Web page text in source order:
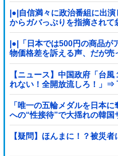
|●|自信満々に政治番組に出
からガバっぷりを指摘され
|●|「日本では500円の商品が
物価格差を訴える声、だが売
てみると……
【ニュース】中国政府「台
れない！全開放流しろ！」⇒
ｗｗｗ
「唯一の五輪メダルを日本
への“性接待”で大揺れの韓
メダル剝奪の可能性に戦々恐
【疑問】ほんまに！？被災